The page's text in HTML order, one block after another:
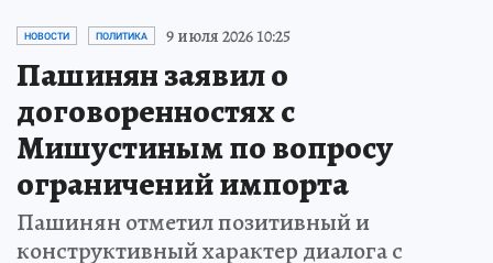
НОВОСТИ ПОЛИТИКА 9 июля 2026 10:25
Пашинян заявил о
договоренностях с
Мишустиным по вопросу
ограничений импорта
Пашинян отметил позитивный и
конструктивный характер диалога с